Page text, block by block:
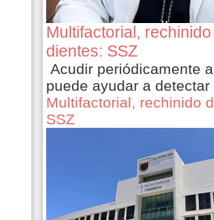
Multifactorial,
dientes: SSZ
Acudir periódicamente
puede ayudar a
Multifactorial, rechinido
SSZ